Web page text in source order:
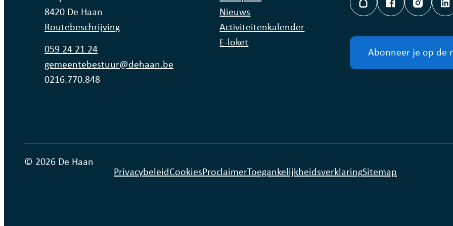
,8420 De Haan
Routebeschrijving
059 24 21 24
E-mailgemeentebestuur@dehaan.be
Ondernemingsnummer
0216.770.848
Nieuws
Activiteitenkalender
E-loket
Hoplr Facebook
Abonneer je op de
© 2026 De Haan
PrivacybeleidCookiesProclaimerToegankelijkheidsverklaringSitemap